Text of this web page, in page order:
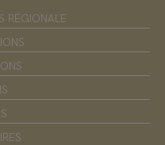
RÉGIONALE